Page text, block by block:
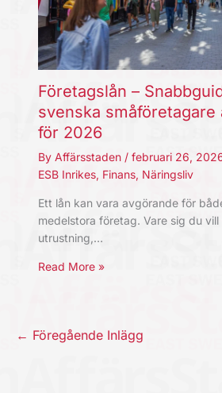
Företagslån –
svenska småföretagare
för 2026
By Affärsstaden / februari 26,
ESB Inrikes, Finans, Näringsliv
Ett lån kan vara avgörande för
medelstora företag. Vare sig du
utrustning,…
Read More »
← Föregående Inlägg